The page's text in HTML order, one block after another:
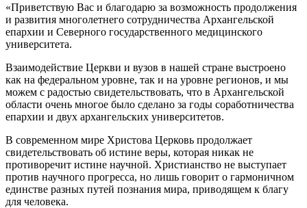
«Приветствую Вас и благодарю за возможность продолжения
и развития многолетнего сотрудничества Архангельской
епархии и Северного государственного медицинского
университета.
Взаимодействие Церкви и вузов в нашей стране выстроено
как на федеральном уровне, так и на уровне регионов, и мы
можем с радостью свидетельствовать, что в Архангельской
области очень многое было сделано за годы соработничества
епархии и двух архангельских университетов.
В современном мире Христова Церковь продолжает
свидетельствовать об истине веры, которая никак не
противоречит истине научной. Христианство не выступает
против научного прогресса, но лишь говорит о гармоничном
единстве разных путей познания мира, приводящем к благу
для человека.